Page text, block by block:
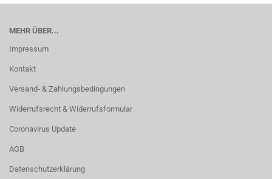
MEHR ÜBER...
Impressum
Kontakt
Versand- & Zahlungsbedingungen
Widerrufsrecht & Widerrufsformular
Coronavirus Update
AGB
Datenschutzerklärung